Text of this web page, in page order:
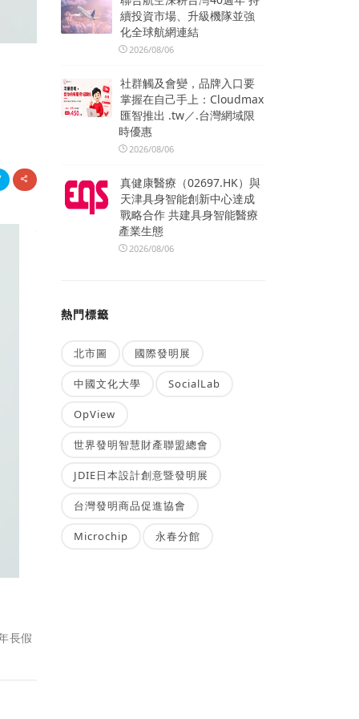
長假
續投資市場、升級機隊並強
化全球航網連結
2026/08/06
社群觸及會變，品牌入口要
掌握在自己手上：Cloudmax
匯智推出 .tw／.台灣網域限
時優惠
2026/08/06
真健康醫療（02697.HK）與
天津具身智能創新中心達成
戰略合作 共建具身智能醫療
產業生態
2026/08/06
熱門標籤
北市圖 國際發明展
中國文化大學 SocialLab
OpView
世界發明智慧財產聯盟總會
JDIE日本設計創意暨發明展
台灣發明商品促進協會
Microchip 永春分館